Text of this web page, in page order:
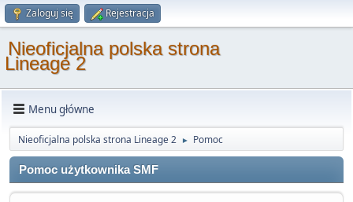
Zaloguj się Rejestracja
Nieoficjalna polska strona
Lineage 2
Menu główne
Nieoficjalna polska strona Lineage 2 ► Pomoc
Pomoc użytkownika SMF